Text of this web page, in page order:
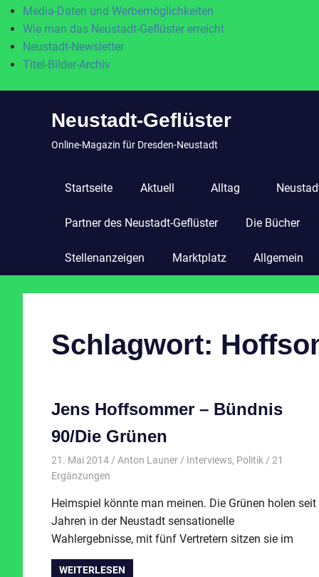
Media-Daten und Werbemöglichkeiten
Wie man das Neustadt-Geflüster erreicht
Neustadt-Newsletter
Titel-Bilder-Archiv
Neustadt-Geflüster
Online-Magazin für Dresden-Neustadt
Startseite Aktuell Alltag
Partner des Neustadt-Geflüster Die Bücher
Stellenanzeigen Marktplatz Allgemein
Schlagwort:
Jens Hoffsommer – Bündnis
90/Die Grünen
21. Mai 2014 Anton Launer Interviews, Politik/ 21
Ergänzungen
Heimspiel könnte man meinen. Die Grünen holen seit
Jahren in der Neustadt sensationelle
Wahlergebnisse, mit fünf Vertretern sitzen sie im
WEITERLESEN